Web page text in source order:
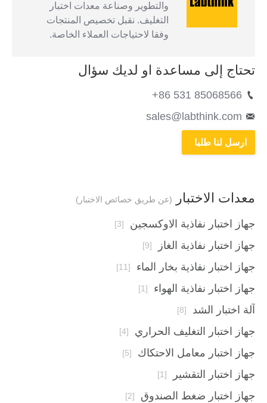
والتطوير وصناعة معدات اختبار
التغليف. نقبل تخصيص المنتجات
وفقا لاحتياجات العملاء الخاصة.
تحتاج إلى مساعدة او لديك سؤال
+86 531 85068566
sales@labthink.com
ارسل لنا طلبا
معدات الاختبار (عن طريق خصائص الاختبار)
جهاز اختبار نفاذية الاوكسجين [3]
جهاز اختبار نفاذية الغاز [9]
جهاز اختبار نفاذية بخار الماء [11]
جهاز اختبار نفاذية الهواء [1]
آلة اختبار الشد [8]
جهاز اختبار التغليف الحراري [4]
جهاز اختبار معامل الاحتكاك [5]
جهاز اختبار التقشير [1]
جهاز اختبار ضغط الصندوق [2]